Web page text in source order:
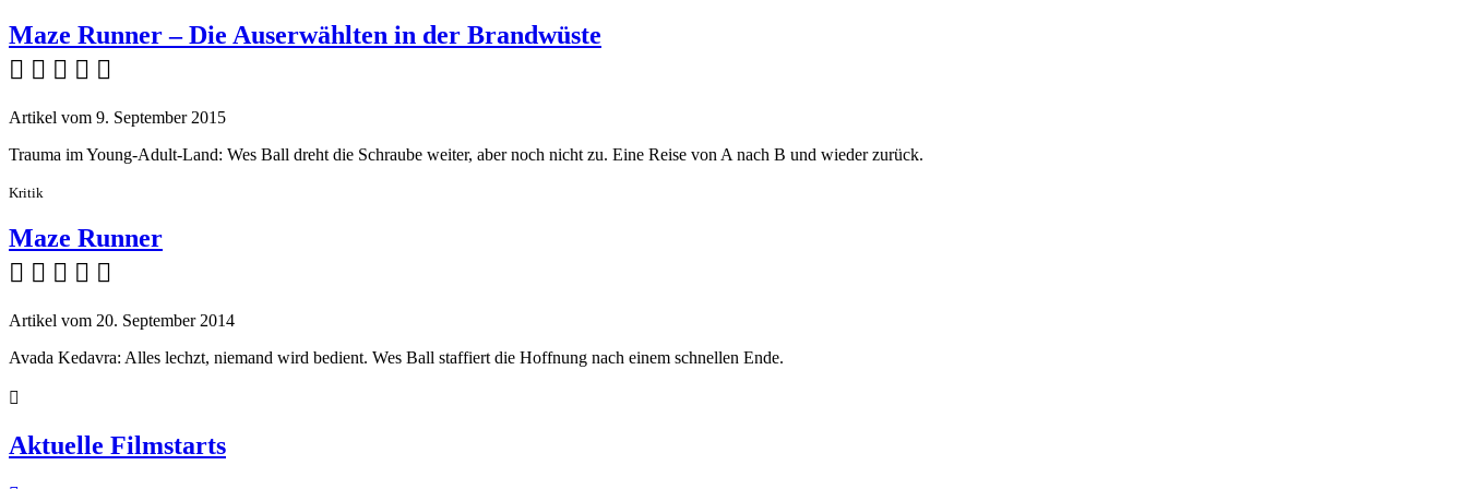
Maze Runner – Die Auserwählten in der Brandwüste
    
Artikel vom 9. September 2015
Trauma im Young-Adult-Land: Wes Ball dreht die Schraube weiter, aber noch nicht zu. Eine Reise von A nach B und wieder zurück.
Kritik
Maze Runner
    
Artikel vom 20. September 2014
Avada Kedavra: Alles lechzt, niemand wird bedient. Wes Ball staffiert die Hoffnung nach einem schnellen Ende.

Aktuelle Filmstarts